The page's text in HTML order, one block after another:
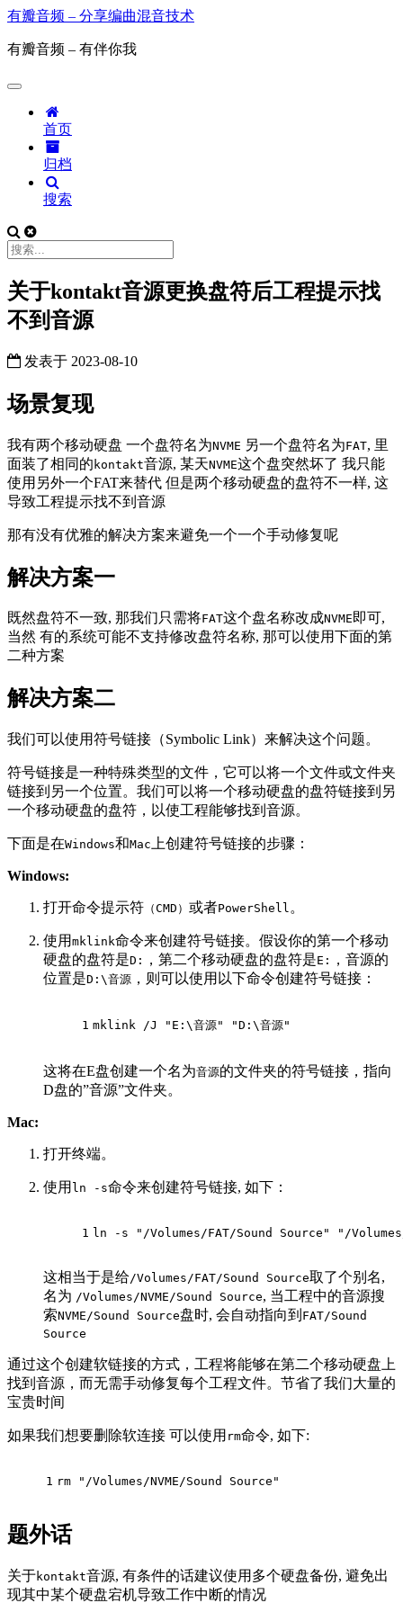
有瓣音频 – 分享编曲混音技术
有瓣音频 – 有伴你我
首页
归档
搜索
关于kontakt音源更换盘符后工程提示找
不到音源
发表于 2023-08-10
场景复现
我有两个移动硬盘 一个盘符名为NVME 另一个盘符名为FAT, 里
面装了相同的 kontakt音源, 某天NVME这个盘突然坏了 我只能
使用另外一个FAT来替代 但是两个移动硬盘的盘符不一样, 这
导致工程提示找不到音源
那有没有优雅的解决方案来避免一个一个手动修复呢
解决方案一
既然盘符不一致, 那我们只需将FAT这个盘名称改成NVME即可,
当然 有的系统可能不支持修改盘符名称, 那可以使用下面的第
二种方案
解决方案二
我们可以使用符号链接（Symbolic Link）来解决这个问题。
符号链接是一种特殊类型的文件，它可以将一个文件或文件夹
链接到另一个位置。我们可以将一个移动硬盘的盘符链接到另
一个移动硬盘的盘符，以使工程能够找到音源。
下面是在Windows和Mac 上创建符号链接的步骤：
Windows:
打开命令提示符 （CMD） 或者PowerShell 。
使用 mklink命令来创建符号链接。假设你的第一个移动
硬盘的盘符是D: ，第二个移动硬盘的盘符是E:
，音源的
位置是D:\音源 ，则可以使用以下命令创建符号链接：
1 mklink /J "E:\音源" "D:\音源"
这将在E盘创建一个名为音源的文件夹的符号链接，指向
D盘的”音源”文件夹。
Mac:
打开终端。
使用 ln -s命令来创建符号链接, 如下：
1 ln -s "/Volumes/FAT/Sound Source" "/Volumes/
这相当于是给/Volumes/FAT/Sound Source取了个别名,
名为 /Volumes/NVME/Sound Source, 当工程中的音源搜
索NVME/Sound Source盘时, 会自动指向到 FAT/Sound
Source
通过这个创建软链接的方式，工程将能够在第二个移动硬盘上
找到音源，而无需手动修复每个工程文件。节省了我们大量的
宝贵时间
如果我们想要删除软连接 可以使用 rm命令, 如下:
1 rm "/Volumes/NVME/Sound Source"
题外话
关于kontakt音源, 有条件的话建议使用多个硬盘备份, 避免出
现其中某个硬盘宕机导致工作中断的情况